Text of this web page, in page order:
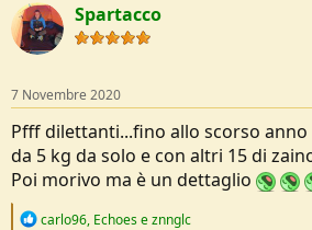
Spartacco
7 Novembre 2020
Pfff dilettanti...fino allo scorso
da 5 kg da solo e con altri 15 di
Poi morivo ma è un dettaglio
R
carlo96, Echoeseznnglc